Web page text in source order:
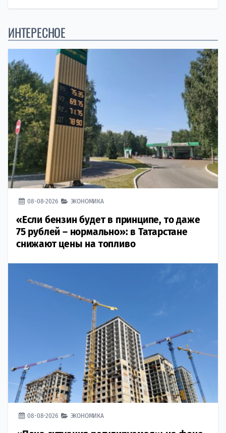
ИНТЕРЕСНОЕ
08-08-2026 ЭКОНОМИКА
«Если бензин будет в принципе, то даже
75 рублей – нормально»: в Татарстане
снижают цены на топливо
08-08-2026 ЭКОНОМИКА